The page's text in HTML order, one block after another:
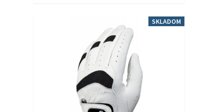
SKLADOM